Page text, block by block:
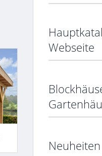
Webseite